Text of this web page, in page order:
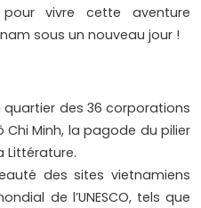
vivre cette aventure
sous un nouveau jour !
quartier des 36 corporations
Chi Minh, la pagode du pilier
Littérature.
des sites vietnamiens
de l’UNESCO, tels que